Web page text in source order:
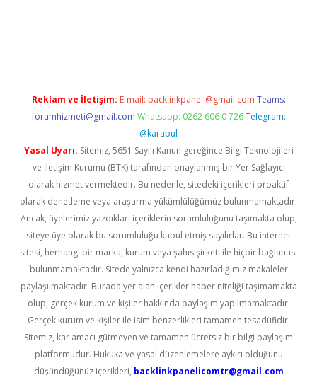
Reklam ve İletişim: E-mail: backlinkpaneli@gmail.com Teams:
forumhizmeti@gmail.com Whatsapp: 0262 606 0 726 Telegram:
@karabul
Yasal Uyarı: Sitemiz, 5651 Sayılı Kanun gereğince Bilgi Teknolojileri
ve İletişim Kurumu (BTK) tarafından onaylanmış bir Yer Sağlayıcı
olarak hizmet vermektedir. Bu nedenle, sitedeki içerikleri proaktif
olarak denetleme veya araştırma yükümlülüğümüz bulunmamaktadır.
Ancak, üyelerimiz yazdıkları içeriklerin sorumluluğunu taşımakta olup,
siteye üye olarak bu sorumluluğu kabul etmiş sayılırlar. Bu internet
sitesi, herhangi bir marka, kurum veya şahıs şirketi ile hiçbir bağlantısı
bulunmamaktadır. Sitede yalnızca kendi hazırladığımız makaleler
paylaşılmaktadır. Burada yer alan içerikler haber niteliği taşımamakta
olup, gerçek kurum ve kişiler hakkında paylaşım yapılmamaktadır.
Gerçek kurum ve kişiler ile isim benzerlikleri tamamen tesadüfidir.
Sitemiz, kar amacı gütmeyen ve tamamen ücretsiz bir bilgi paylaşım
platformudur. Hukuka ve yasal düzenlemelere aykırı olduğunu
düşündüğünüz içerikleri, backlinkpanelicomtr@gmail.com